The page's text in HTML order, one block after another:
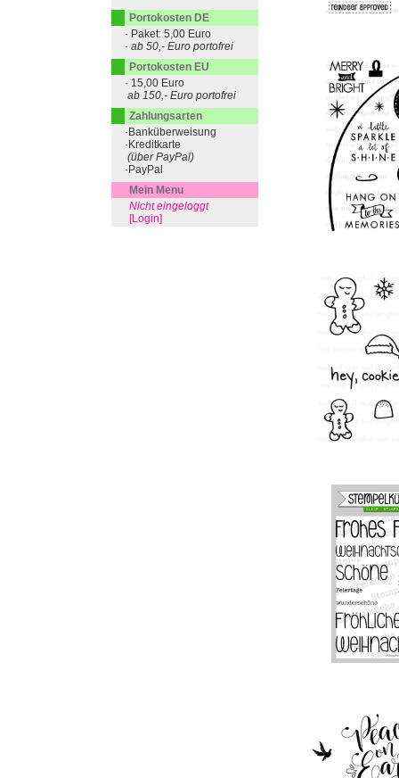
Portokosten DE
· Paket: 5,00 Euro
· ab 50,- Euro portofrei
Portokosten EU
· 15,00 Euro
ab 150,- Euro portofrei
Zahlungsarten
·Banküberweisung
·Kreditkarte
(über PayPal)
·PayPal
Mein Menu
Nicht eingeloggt
[Login]